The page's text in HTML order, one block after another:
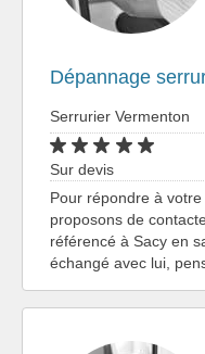
Dépannage
Serrurier Vermenton
Sur devis
Pour répondre à
proposons de
référencé à Sacy en
échangé avec lui,